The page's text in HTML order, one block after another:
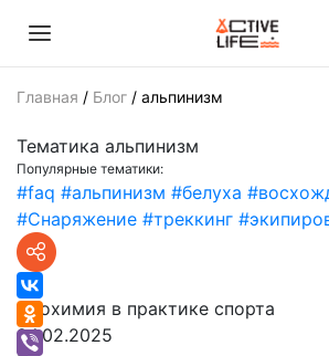
Главная / Блог / альпинизм
Тематика альпинизм
Популярные тематики:
#faq #альпинизм #белуха
#Снаряжение #треккинг
Биохимия в практике спорта
24.02.2025